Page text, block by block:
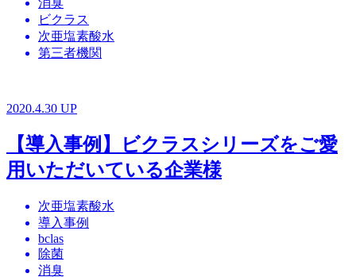
消臭
ビクラス
次亜塩素酸水
第三者機関
2020.4.30 UP
【導入事例】ビクラスシリーズをご愛
用いただいている企業様
次亜塩素酸水
導入事例
bclas
除菌
消臭